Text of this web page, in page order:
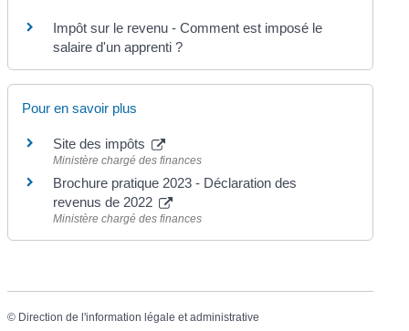
Impôt sur le revenu - Comment est imposé le
salaire d'un apprenti ?
Pour en savoir plus
Site des impôts
Ministère chargé des finances
Brochure pratique 2023 - Déclaration des
revenus de 2022
Ministère chargé des finances
© Direction de l'information légale et administrative